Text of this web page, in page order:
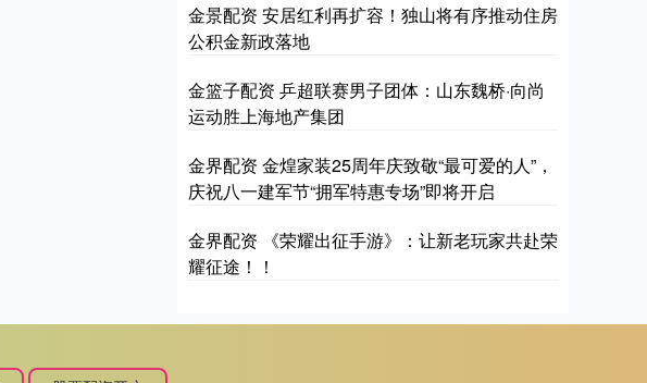
金景配资 安居红利再扩容！独山将有序推动住房
公积金新政落地
金篮子配资 乒超联赛男子团体：山东魏桥·向尚
运动胜上海地产集团
金界配资 金煌家装25周年庆致敬“最可爱的人”，
庆祝八一建军节“拥军特惠专场”即将开启
金界配资 《荣耀出征手游》：让新老玩家共赴荣
耀征途！！